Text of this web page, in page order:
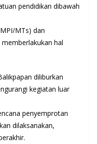
pendidikan dibawah
MTs) dan
hal
diliburkan
kegiatan luar
penyemprotan
dilaksanakan,